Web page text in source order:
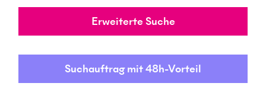
Erweiterte Suche
Suchauftrag mit 48h-Vorteil